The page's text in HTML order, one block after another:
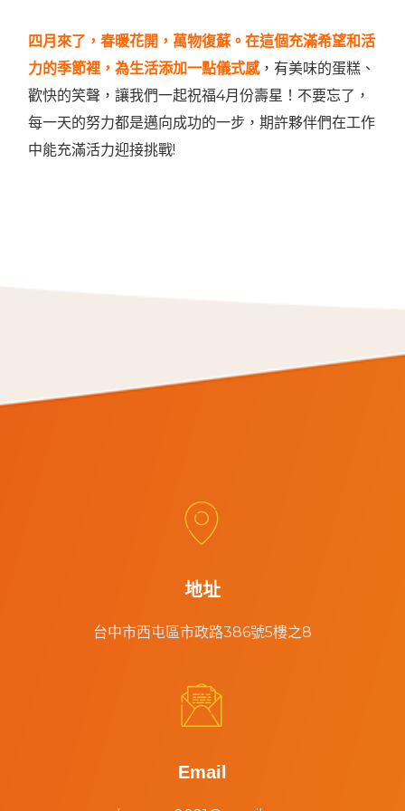
四月來了，春暖花開，萬物復蘇。在這個充滿希望和活
力的季節裡，為生活添加一點儀式感，有美味的蛋糕、
歡快的笑聲，讓我們一起祝福4月份壽星！不要忘了，
每一天的努力都是邁向成功的一步，期許夥伴們在工作
中能充滿活力迎接挑戰!


地址
台中市西屯區市政路386號5樓之8


Email